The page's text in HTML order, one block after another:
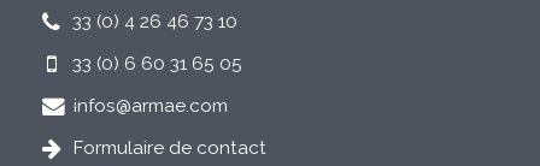
33 (0) 4 26 46 73 10
33 (0) 6 60 31 65 05
infos@armae.com
Formulaire de contact